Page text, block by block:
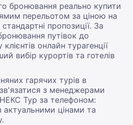
бронювання реально купити
перельотом за ціною на
пропозиції. За
путівок до
онлайн турагенції
вибір курортів та готелів
гарячих турів в
з менеджерами
Тур за телефоном:
актуальними цінами та